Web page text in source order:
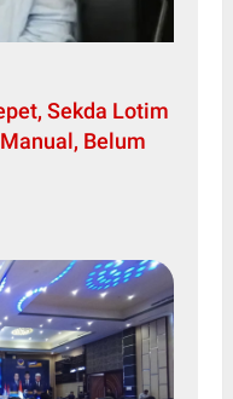
Sekda Lotim
Belum